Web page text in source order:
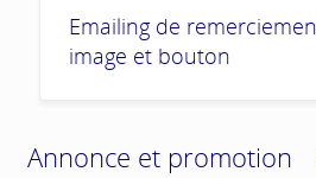
Emailing de
image et bouton
Annonce et promotion